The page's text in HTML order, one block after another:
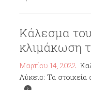
Κάλεσμα
κλιμάκωση
Μαρτίου 14, 2022
Λύκειο: Τα